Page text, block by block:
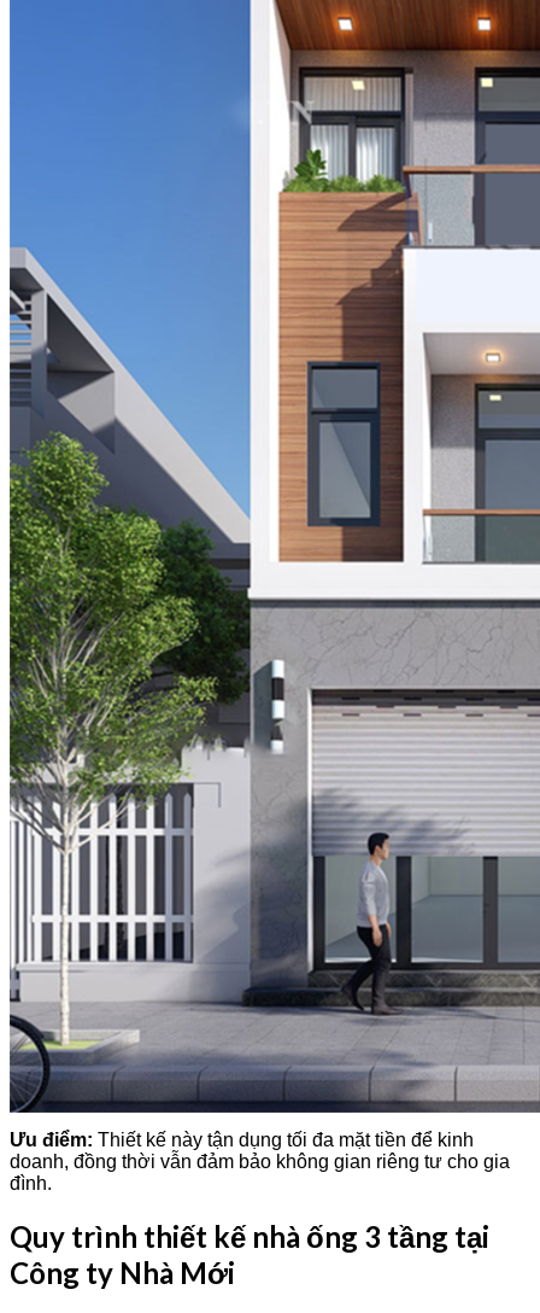
Ưu điểm: Thiết kế này tận dụng tối đa mặt tiền để kinh
doanh, đồng thời vẫn đảm bảo không gian riêng tư cho gia
đình.
Quy trình thiết kế nhà ống 3 tầng tại
Công ty Nhà Mới